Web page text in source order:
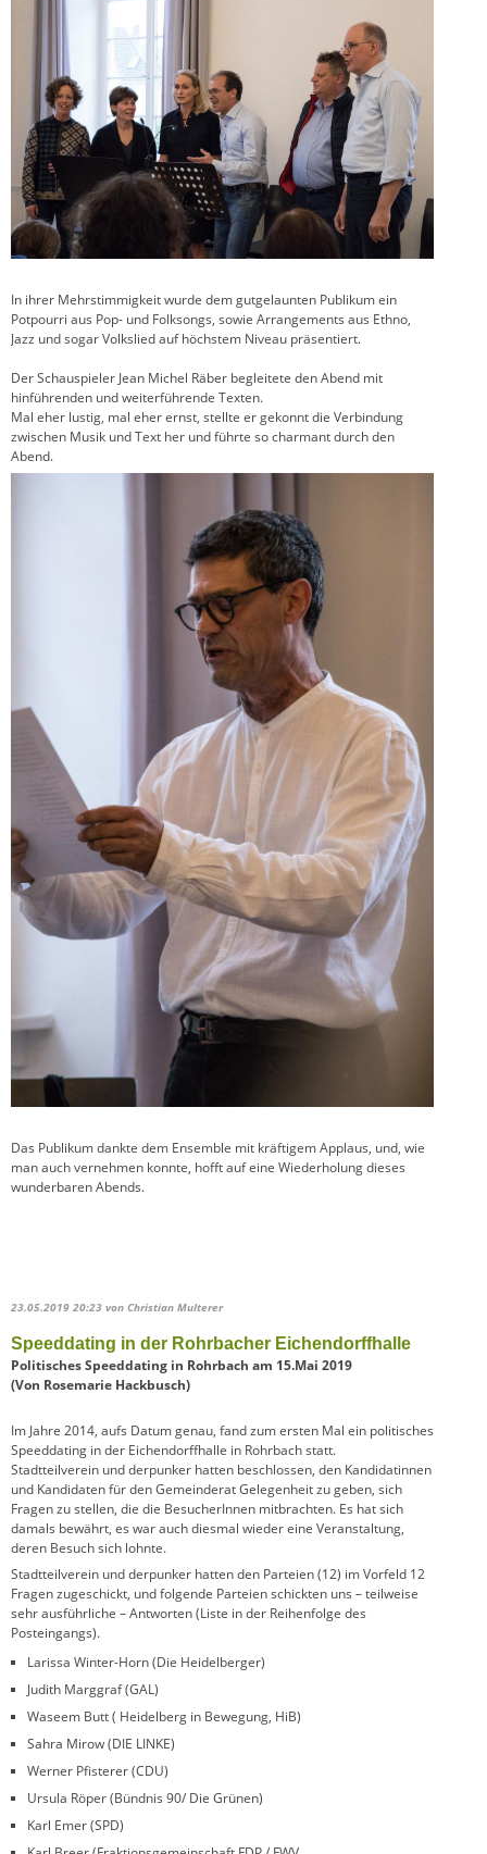
In ihrer Mehrstimmigkeit wurde dem gutgelaunten Publikum ein
Potpourri aus Pop- und Folksongs, sowie Arrangements aus Ethno,
Jazz und sogar Volkslied auf höchstem Niveau präsentiert.
Der Schauspieler Jean Michel Räber begleitete den Abend mit
hinführenden und weiterführende Texten.
Mal eher lustig, mal eher ernst, stellte er gekonnt die Verbindung
zwischen Musik und Text her und führte so charmant durch den
Abend.
Das Publikum dankte dem Ensemble mit kräftigem Applaus, und, wie
man auch vernehmen konnte, hofft auf eine Wiederholung dieses
wunderbaren Abends.
23.05.2019 20:23 von Christian Multerer
Speeddating in der Rohrbacher Eichendorffhalle
Politisches Speeddating in Rohrbach am 15.Mai 2019
(Von Rosemarie Hackbusch)
Im Jahre 2014, aufs Datum genau, fand zum ersten Mal ein politisches
Speeddating in der Eichendorffhalle in Rohrbach statt.
Stadtteilverein und derpunker hatten beschlossen, den Kandidatinnen
und Kandidaten für den Gemeinderat Gelegenheit zu geben, sich
Fragen zu stellen, die die BesucherInnen mitbrachten. Es hat sich
damals bewährt, es war auch diesmal wieder eine Veranstaltung,
deren Besuch sich lohnte.
Stadtteilverein und derpunker hatten den Parteien (12) im Vorfeld 12
Fragen zugeschickt, und folgende Parteien schickten uns – teilweise
sehr ausführliche – Antworten (Liste in der Reihenfolge des
Posteingangs).
Larissa Winter-Horn (Die Heidelberger)
Judith Marggraf (GAL)
Waseem Butt ( Heidelberg in Bewegung, HiB)
Sahra Mirow (DIE LINKE)
Werner Pfisterer (CDU)
Ursula Röper (Bündnis 90/ Die Grünen)
Karl Emer (SPD)